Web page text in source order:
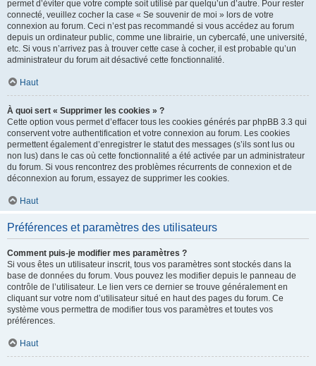
permet d’éviter que votre compte soit utilisé par quelqu’un d’autre. Pour rester
connecté, veuillez cocher la case « Se souvenir de moi » lors de votre
connexion au forum. Ceci n’est pas recommandé si vous accédez au forum
depuis un ordinateur public, comme une librairie, un cybercafé, une université,
etc. Si vous n’arrivez pas à trouver cette case à cocher, il est probable qu’un
administrateur du forum ait désactivé cette fonctionnalité.
Haut
À quoi sert « Supprimer les cookies » ?
Cette option vous permet d’effacer tous les cookies générés par phpBB 3.3 qui
conservent votre authentification et votre connexion au forum. Les cookies
permettent également d’enregistrer le statut des messages (s’ils sont lus ou
non lus) dans le cas où cette fonctionnalité a été activée par un administrateur
du forum. Si vous rencontrez des problèmes récurrents de connexion et de
déconnexion au forum, essayez de supprimer les cookies.
Haut
Préférences et paramètres des utilisateurs
Comment puis-je modifier mes paramètres ?
Si vous êtes un utilisateur inscrit, tous vos paramètres sont stockés dans la
base de données du forum. Vous pouvez les modifier depuis le panneau de
contrôle de l’utilisateur. Le lien vers ce dernier se trouve généralement en
cliquant sur votre nom d’utilisateur situé en haut des pages du forum. Ce
système vous permettra de modifier tous vos paramètres et toutes vos
préférences.
Haut